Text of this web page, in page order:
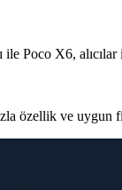
ile Poco X6,
özellik ve uygun